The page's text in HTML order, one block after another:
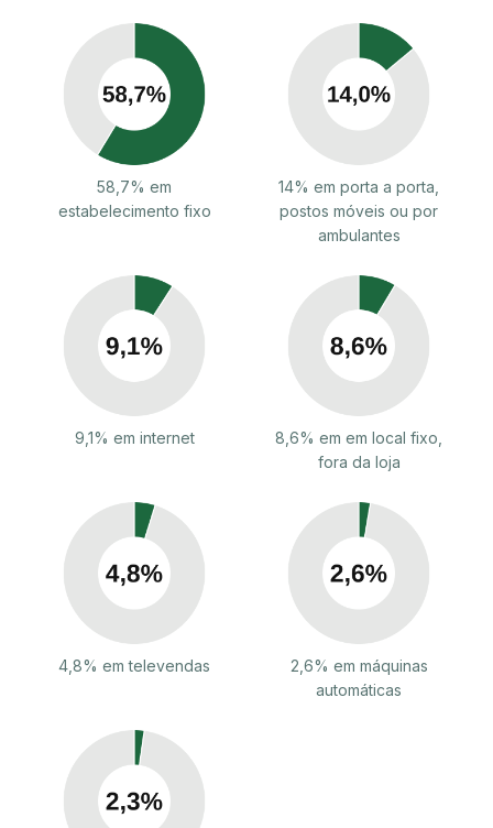
58,7% em
estabelecimento fixo
14% em porta a porta,
postos móveis ou por
ambulantes
9,1% em internet
8,6% em em local fixo,
fora da loja
4,8% em televendas
2,6% em máquinas
automáticas